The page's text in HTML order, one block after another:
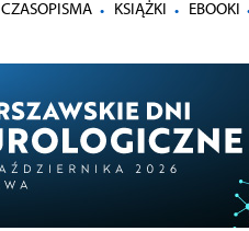
CZASOPISMA KSIĄŻKI EBOOKI